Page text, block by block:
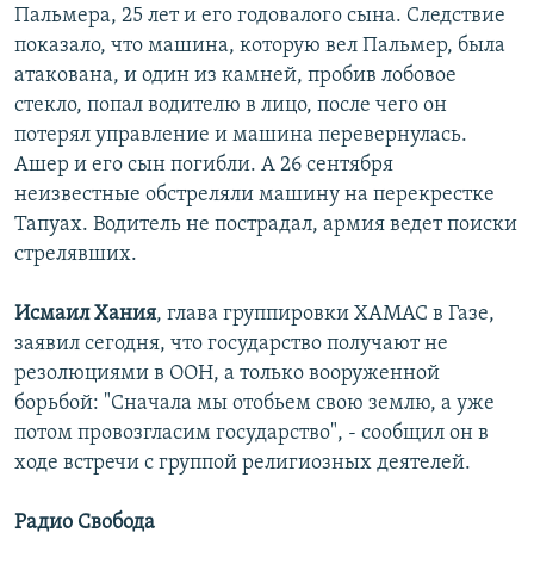
Пальмера, 25 лет и его годовалого сына. Следствие
показало, что машина, которую вел Пальмер, была
атакована, и один из камней, пробив лобовое
стекло, попал водителю в лицо, после чего он
потерял управление и машина перевернулась.
Ашер и его сын погибли. А 26 сентября
неизвестные обстреляли машину на перекрестке
Тапуах. Водитель не пострадал, армия ведет поиски
стрелявших.
Исмаил Хания, глава группировки ХАМАС в Газе,
заявил сегодня, что государство получают не
резолюциями в ООН, а только вооруженной
борьбой: "Сначала мы отобьем свою землю, а уже
потом провозгласим государство", - сообщил он в
ходе встречи с группой религиозных деятелей.
Радио Свобода